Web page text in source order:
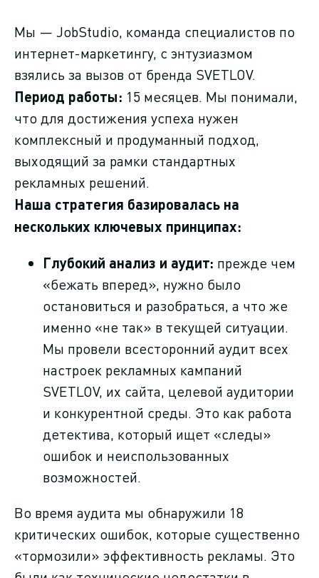
Мы — JobStudio, команда специалистов по
интернет-маркетингу, с энтузиазмом
взялись за вызов от бренда SVETLOV.
Период работы: 15 месяцев. Мы понимали,
что для достижения успеха нужен
комплексный и продуманный подход,
выходящий за рамки стандартных
рекламных решений.
Наша стратегия базировалась на
нескольких ключевых принципах:
Глубокий анализ и аудит: прежде чем
«бежать вперед», нужно было
остановиться и разобраться, а что же
именно «не так» в текущей ситуации.
Мы провели всесторонний аудит всех
настроек рекламных кампаний
SVETLOV, их сайта, целевой аудитории
и конкурентной среды. Это как работа
детектива, который ищет «следы»
ошибок и неиспользованных
возможностей.
Во время аудита мы обнаружили 18
критических ошибок, которые существенно
«тормозили» эффективность рекламы. Это